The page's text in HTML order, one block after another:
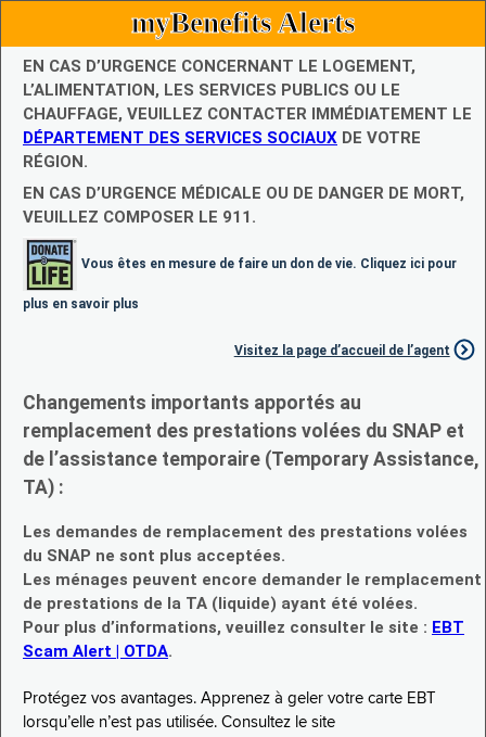
myBenefits Alerts
EN CAS D’URGENCE CONCERNANT LE LOGEMENT,
L’ALIMENTATION, LES SERVICES PUBLICS OU LE
CHAUFFAGE, VEUILLEZ CONTACTER IMMÉDIATEMENT LE
DÉPARTEMENT DES SERVICES SOCIAUX DE VOTRE
RÉGION.
EN CAS D’URGENCE MÉDICALE OU DE DANGER DE MORT,
VEUILLEZ COMPOSER LE 911.
Vous êtes en mesure de faire un don de vie. Cliquez ici pour
plus en savoir plus
Visitez la page d’accueil de l’agent
Changements importants apportés au
remplacement des prestations volées du SNAP et
de l’assistance temporaire (Temporary Assistance,
TA) :
Les demandes de remplacement des prestations volées
du SNAP ne sont plus acceptées.
Les ménages peuvent encore demander le remplacement
de prestations de la TA (liquide) ayant été volées.
Pour plus d’informations, veuillez consulter le site : EBT
Scam Alert | OTDA.
Protégez vos avantages. Apprenez à geler votre carte EBT
lorsqu’elle n’est pas utilisée. Consultez le site